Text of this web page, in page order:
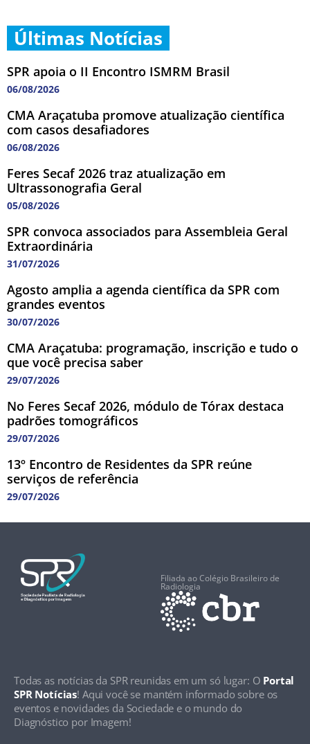
Últimas Notícias
SPR apoia o II Encontro ISMRM Brasil
06/08/2026
CMA Araçatuba promove atualização científica
com casos desafiadores
06/08/2026
Feres Secaf 2026 traz atualização em
Ultrassonografia Geral
05/08/2026
SPR convoca associados para Assembleia Geral
Extraordinária
31/07/2026
Agosto amplia a agenda científica da SPR com
grandes eventos
30/07/2026
CMA Araçatuba: programação, inscrição e tudo o
que você precisa saber
29/07/2026
No Feres Secaf 2026, módulo de Tórax destaca
padrões tomográficos
29/07/2026
13º Encontro de Residentes da SPR reúne
serviços de referência
29/07/2026
Filiada ao Colégio Brasileiro de
Radiologia
Todas as notícias da SPR reunidas em um só lugar: O Portal
SPR Notícias! Aqui você se mantém informado sobre os
eventos e novidades da Sociedade e o mundo do
Diagnóstico por Imagem!